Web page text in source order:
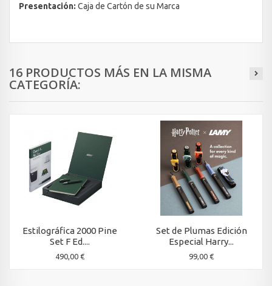
Presentación: Caja de Cartón de su Marca
16 PRODUCTOS MÁS EN LA MISMA
CATEGORÍA:
Estilográfica 2000 Pine
Set F Ed....
490,00 €
Set de Plumas Edición
Especial Harry...
99,00 €